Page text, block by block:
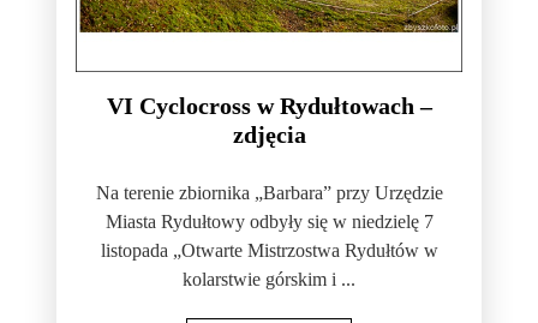
VI Cyclocross w Rydułtowach –
zdjęcia
Na terenie zbiornika „Barbara” przy Urzędzie
Miasta Rydułtowy odbyły się w niedzielę 7
listopada „Otwarte Mistrzostwa Rydułtów w
kolarstwie górskim i ...